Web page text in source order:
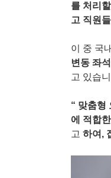
를 처리
고 직원
이 중 국
변동 좌석
고 있습
“ 맞춤형
에 적합
고 하여 ,